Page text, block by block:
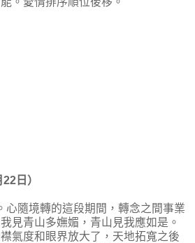
日）
心隨境轉的這段期間，轉念之間事業
見青山多嫵媚，青山見我應如是。
氣度和眼界放大了，天地拓寬之後